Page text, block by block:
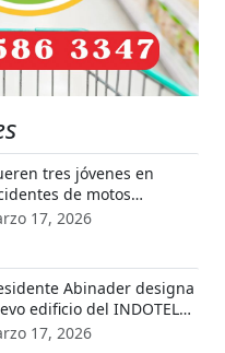
tres jóvenes en
de motos
en localidades de
17, 2026
Abinader designa
edificio del INDOTEL
el nombre de Orlando
17, 2026